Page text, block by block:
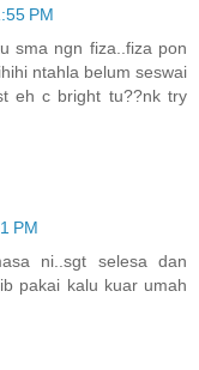
PM
sma ngn fiza..fiza pon
ntahla belum seswai
eh c bright tu??nk try
PM
ni..sgt selesa dan
pakai kalu kuar umah